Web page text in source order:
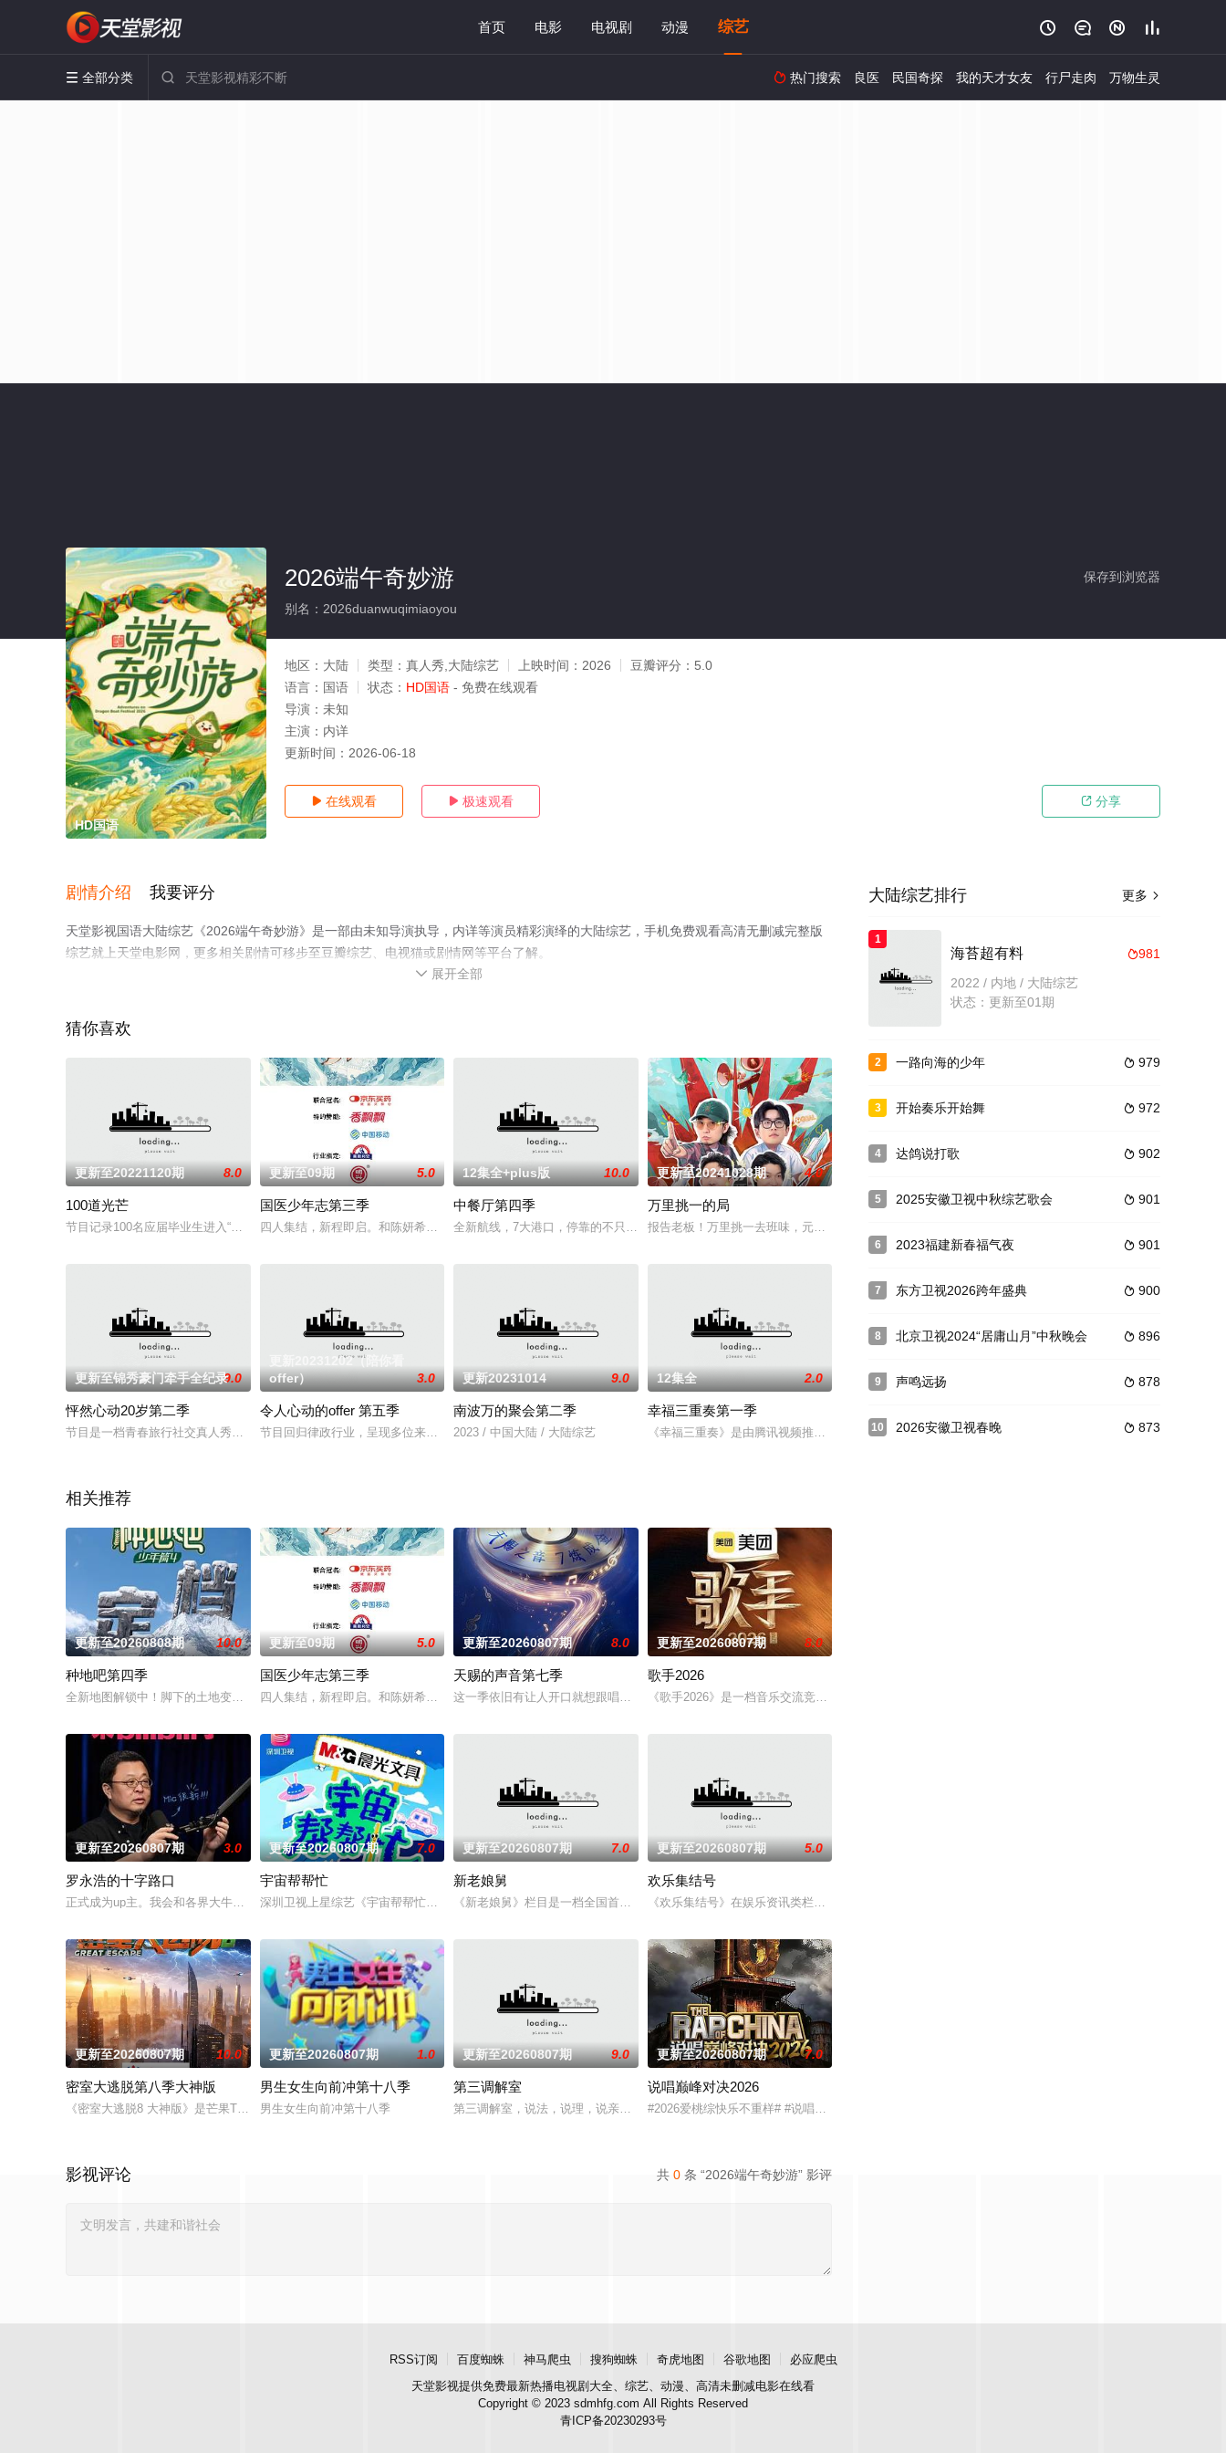
首页 电影 电视剧 动漫 综艺    
 全部分类   热门搜索 良医 民国奇探 我的天才女友 行尸走肉 万物生灵
HD国语
保存到浏览器
2026端午奇妙游
别名：2026duanwuqimiaoyou
地区： 大陆 类型： 真人秀,大陆综艺 上映时间： 2026 豆瓣评分： 5.0
语言： 国语 状态： HD国语 - 免费在线观看
导演： 未知
主演： 内详
更新时间： 2026-06-18
 在线观看  极速观看  分享
剧情介绍 我要评分
天堂影视国语大陆综艺《2026端午奇妙游》是一部由未知导演执导，内详等演员精彩演绎的大陆综艺，手机免费观看高清无删减完整版
综艺就上天堂电影网，更多相关剧情可移步至豆瓣综艺、电视猫或剧情网等平台了解。
 展开全部
猜你喜欢
更新至20221120期 8.0
100道光芒
节目记录100名应届毕业生进入“小芒”电商职场，与新潮国货一同开启炙热人生，挑战100天完成电商团队创业的首档00后成长纪实节目。节目将以最新鲜
更新至09期 5.0
国医少年志第三季
四人集结，新程即启。和陈妍希、夏之光、高卿尘、李雅娟一起，走进中医的万千世界，从草木到经络，从领悟到亲手实践。
12集全+plus版 10.0
中餐厅第四季
全新航线，7大港口，停靠的不只是美食，还有我们对“家”的热爱。这一次，要带着你们，踏遍青山绿水，感受人间烟火值得。
更新至20241028期 4.0
万里挑一的局
报告老板！万里挑一去班味，元气打工组局飞。演艺圈“上班人”万合七兄妹首次全员到齐，看综艺小白“开荒”
更新至锦秀豪门牵手全纪录9.0
怦然心动20岁第二季
节目是一档青春旅行社交真人秀，第二季汇集了性格迥异、背景不同的20岁毕业生共同踏上一场毕业旅行，在这场旅行中他们将展现出独属于20岁的青年态度与
更新20231202（陪你看
offer）
3.0
令人心动的offer 第五季
节目回归律政行业，呈现多位来自不同家庭环境、学历背景的法学生步入社会，在深圳这座充满奇迹的城市，经历为期一个月的实习生活，并通过9个案件课题的考
更新20231014 9.0
南波万的聚会第二季
2023 / 中国大陆 / 大陆综艺
12集全 2.0
幸福三重奏第一季
《幸福三重奏》是由腾讯视频推出的亲密关系实景观察节目，大S&汪小菲，陈建斌&蒋勤勤、福原爱&江宏杰
相关推荐
更新至20260808期 10.0
种地吧第四季
全新地图解锁中！脚下的土地变了，但十个勤天那份“想把地种好”的滚烫初心不变！将“见天地之广阔，解民生之多艰”的信念撒向更远的远方，绘制一幅属于当
更新至09期 5.0
国医少年志第三季
四人集结，新程即启。和陈妍希、夏之光、高卿尘、李雅娟一起，走进中医的万千世界，从草木到经络，从领悟到亲手实践。
更新至20260807期 8.0
天赐的声音第七季
这一季依旧有让人开口就想跟唱的歌，有意想不到的合作搭档，更有看完会忍不住反复回味的舞台。
更新至20260807期 8.0
歌手2026
《歌手2026》是一档音乐交流竞技节目。节目集结全球实力唱将，在每周的直播比拼中高能开唱，演绎各国
更新至20260807期 3.0
罗永浩的十字路口
正式成为up主。我会和各界大牛聊科技、人文、世界、时代、男女、爹青，以及人生所有的十字路口。
更新至20260807期 7.0
宇宙帮帮忙
深圳卫视上星综艺《宇宙帮帮忙》是一档以文具快闪店为场景的真人秀。
更新至20260807期 7.0
新老娘舅
《新老娘舅》栏目是一档全国首创的调解类谈话节目，由新娱乐和上海市司法局联合制作。节目以调解百姓纠纷、营造和谐社会为宗旨，用老百姓
更新至20260807期 5.0
欢乐集结号
《欢乐集结号》在娱乐资讯类栏目中一枝独秀，领跑全国，是辽宁卫视唯一一档以报道娱乐动态、解读文化
更新至20260807期 10.0
密室大逃脱第八季大神版
《密室大逃脱8 大神版》是芒果TV超大型密室逃脱真人秀《密室大逃脱》的官方定制衍生节目。节目邀请大神玩家进入全封闭的未知密室，根据线索进行推理解
更新至20260807期 1.0
男生女生向前冲第十八季
男生女生向前冲第十八季
更新至20260807期 9.0
第三调解室
第三调解室，说法，说理，说亲情。第三调解室是国内第一档具有法律效力的排解矛盾、化解纠纷的电视节目。节目将司法局的人民调解室，公安
更新至20260807期 7.0
说唱巅峰对决2026
#2026爱桃综快乐不重样# #说唱十周年巅峰对决#全新升级归来，这次不止比技术，更要玩灵魂共振！最顶的
共 0 条 “2026端午奇妙游” 影评
影视评论
更多 
大陆综艺排行
1
981
海苔超有料
2022 / 内地 / 大陆综艺
状态：更新至01期
2  979
一路向海的少年
3  972
开始奏乐开始舞
4  902
达鸽说打歌
5  901
2025安徽卫视中秋综艺歌会
6  901
2023福建新春福气夜
7  900
东方卫视2026跨年盛典
8  896
北京卫视2024“居庸山月”中秋晚会
9  878
声鸣远扬
10  873
2026安徽卫视春晚
RSS订阅 百度蜘蛛 神马爬虫 搜狗蜘蛛 奇虎地图 谷歌地图
必应爬虫
天堂影视提供免费最新热播电视剧大全、综艺、动漫、高清未删减电影在线看
Copyright © 2023 sdmhfg.com All Rights Reserved
青ICP备20230293号